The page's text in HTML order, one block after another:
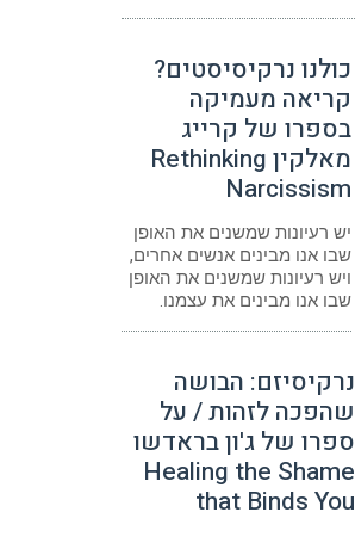
כולנו נרקיסיסטים?
קריאה מעמיקה
בספרו של קרייג
מאלקין Rethinking
Narcissism
יש רעיונות שמשנים את האופן
שבו אנו מבינים אנשים אחרים,
ויש רעיונות שמשנים את האופן
שבו אנו מבינים את עצמנו.
נרקיסיזם: הבושה
שהפכה לזהות / על
ספרו של ג'ון בראדשו
Healing the Shame
that Binds You